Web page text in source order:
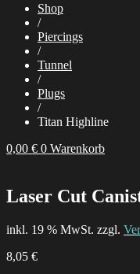
Shop
/
Piercings
/
Tunnel
/
Plugs
/
Titan Highline
0,00 € 0 Warenkorb
Laser Cut
inkl. 19 % MwSt. zzgl.
8,05 €